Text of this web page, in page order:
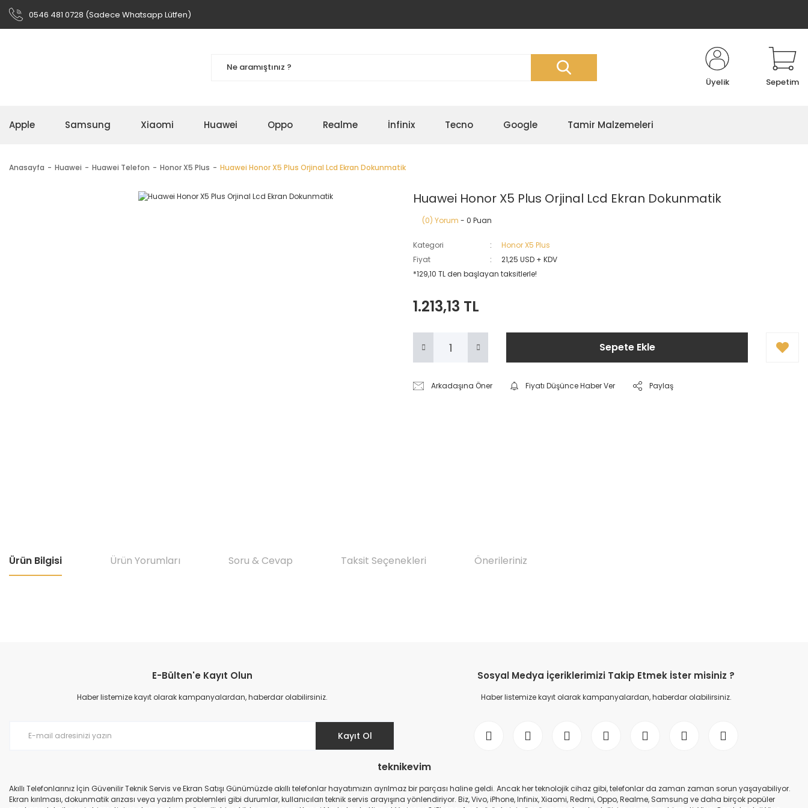
0546 481 0728 (Sadece Whatsapp Lütfen)
Üyelik Sepetim
Apple Samsung Xiaomi Huawei Oppo Realme İnfinix Tecno Google Tamir Malzemeleri
Anasayfa Huawei Huawei Telefon Honor X5 Plus Huawei Honor X5 Plus Orjinal Lcd Ekran Dokunmatik
Huawei Honor X5 Plus Orjinal Lcd Ekran Dokunmatik
(0) Yorum - 0 Puan
Kategori
Honor X5 Plus
Fiyat
21,25 USD + KDV
*129,10 TL den başlayan taksitlerle!
1.213,13 TL
Sepete Ekle
Arkadaşına Öner Fiyatı Düşünce Haber Ver Paylaş
Ürün Bilgisi Ürün Yorumları Soru & Cevap Taksit Seçenekleri Önerileriniz
Ürün resmi kalitesiz, bozuk veya görüntülenemiyor.
Ürün açıklamasında eksik bilgiler bulunuyor.
E-Bülten'e Kayıt Olun
Haber listemize kayıt olarak kampanyalardan, haberdar olabilirsiniz.
Kayıt Ol
Sosyal Medya İçeriklerimizi Takip Etmek İster misiniz ?
Haber listemize kayıt olarak kampanyalardan, haberdar olabilirsiniz.
teknikevim
Akıllı Telefonlarınız İçin Güvenilir Teknik Servis ve Ekran Satışı Günümüzde akıllı telefonlar hayatımızın ayrılmaz bir parçası haline geldi. Ancak her teknolojik cihaz gibi, telefonlar da zaman zaman sorun yaşayabiliyor.
Ekran kırılması, dokunmatik arızası veya yazılım problemleri gibi durumlar, kullanıcıları teknik servis arayışına yönlendiriyor. Biz, Vivo, iPhone, Infinix, Xiaomi, Redmi, Oppo, Realme, Samsung ve daha birçok popüler